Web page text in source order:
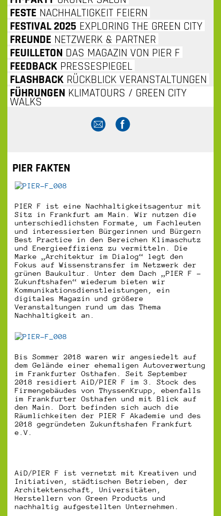
FESTE NACHHALTIGKEIT FEIERN
FESTIVAL 2025 EXPLORING THE GREEN CITY
FREUNDE NETZWERK & PARTNER
FEUILLETON DAS MAGAZIN VON PIER F
FEEDBACK PRESSESPIEGEL
FLASHBACK RÜCKBLICK VERANSTALTUNGEN
FÜHRUNGEN KLIMATOURS / GREEN CITY
WALKS
PIER FAKTEN
PIER F ist eine Nachhaltigkeitsagentur mit
Sitz in Frankfurt am Main. Wir nutzen die
unterschiedlichsten Formate, um Fachleuten
und interessierten Bürgerinnen und Bürgern
Best Practice in den Bereichen Klimaschutz
und Energieeffizienz zu vermitteln. Die
Marke „Architektur im Dialog“ legt den
Fokus auf Wissenstransfer im Netzwerk der
grünen Baukultur. Unter dem Dach „PIER F –
Zukunftshafen“ wiederum bieten wir
Kommunikationsdienstleistungen, ein
digitales Magazin und größere
Veranstaltungen rund um das Thema
Nachhaltigkeit an.
Bis Sommer 2018 waren wir angesiedelt auf
dem Gelände einer ehemaligen Autoverwertung
im Frankfurter Osthafen. Seit September
2018 residiert AiD/PIER F im 3. Stock des
Firmengebäudes von ThyssenKrupp, ebenfalls
im Frankfurter Osthafen und mit Blick auf
den Main. Dort befinden sich auch die
Räumlichkeiten der PIER F Akademie und des
2018 gegründeten Zukunftshafen Frankfurt
e.V.
AiD/PIER F ist vernetzt mit Kreativen und
Initiativen, städtischen Betrieben, der
Architektenschaft, Universitäten,
Herstellern von Green Products und
nachhaltig aufgestellten Unternehmen.